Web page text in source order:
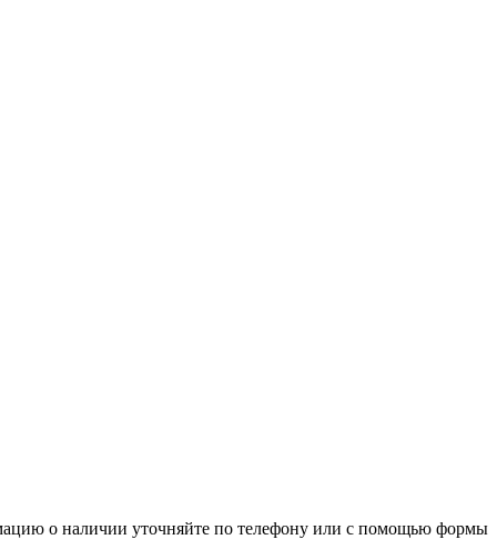
о наличии уточняйте по телефону или с помощью формы